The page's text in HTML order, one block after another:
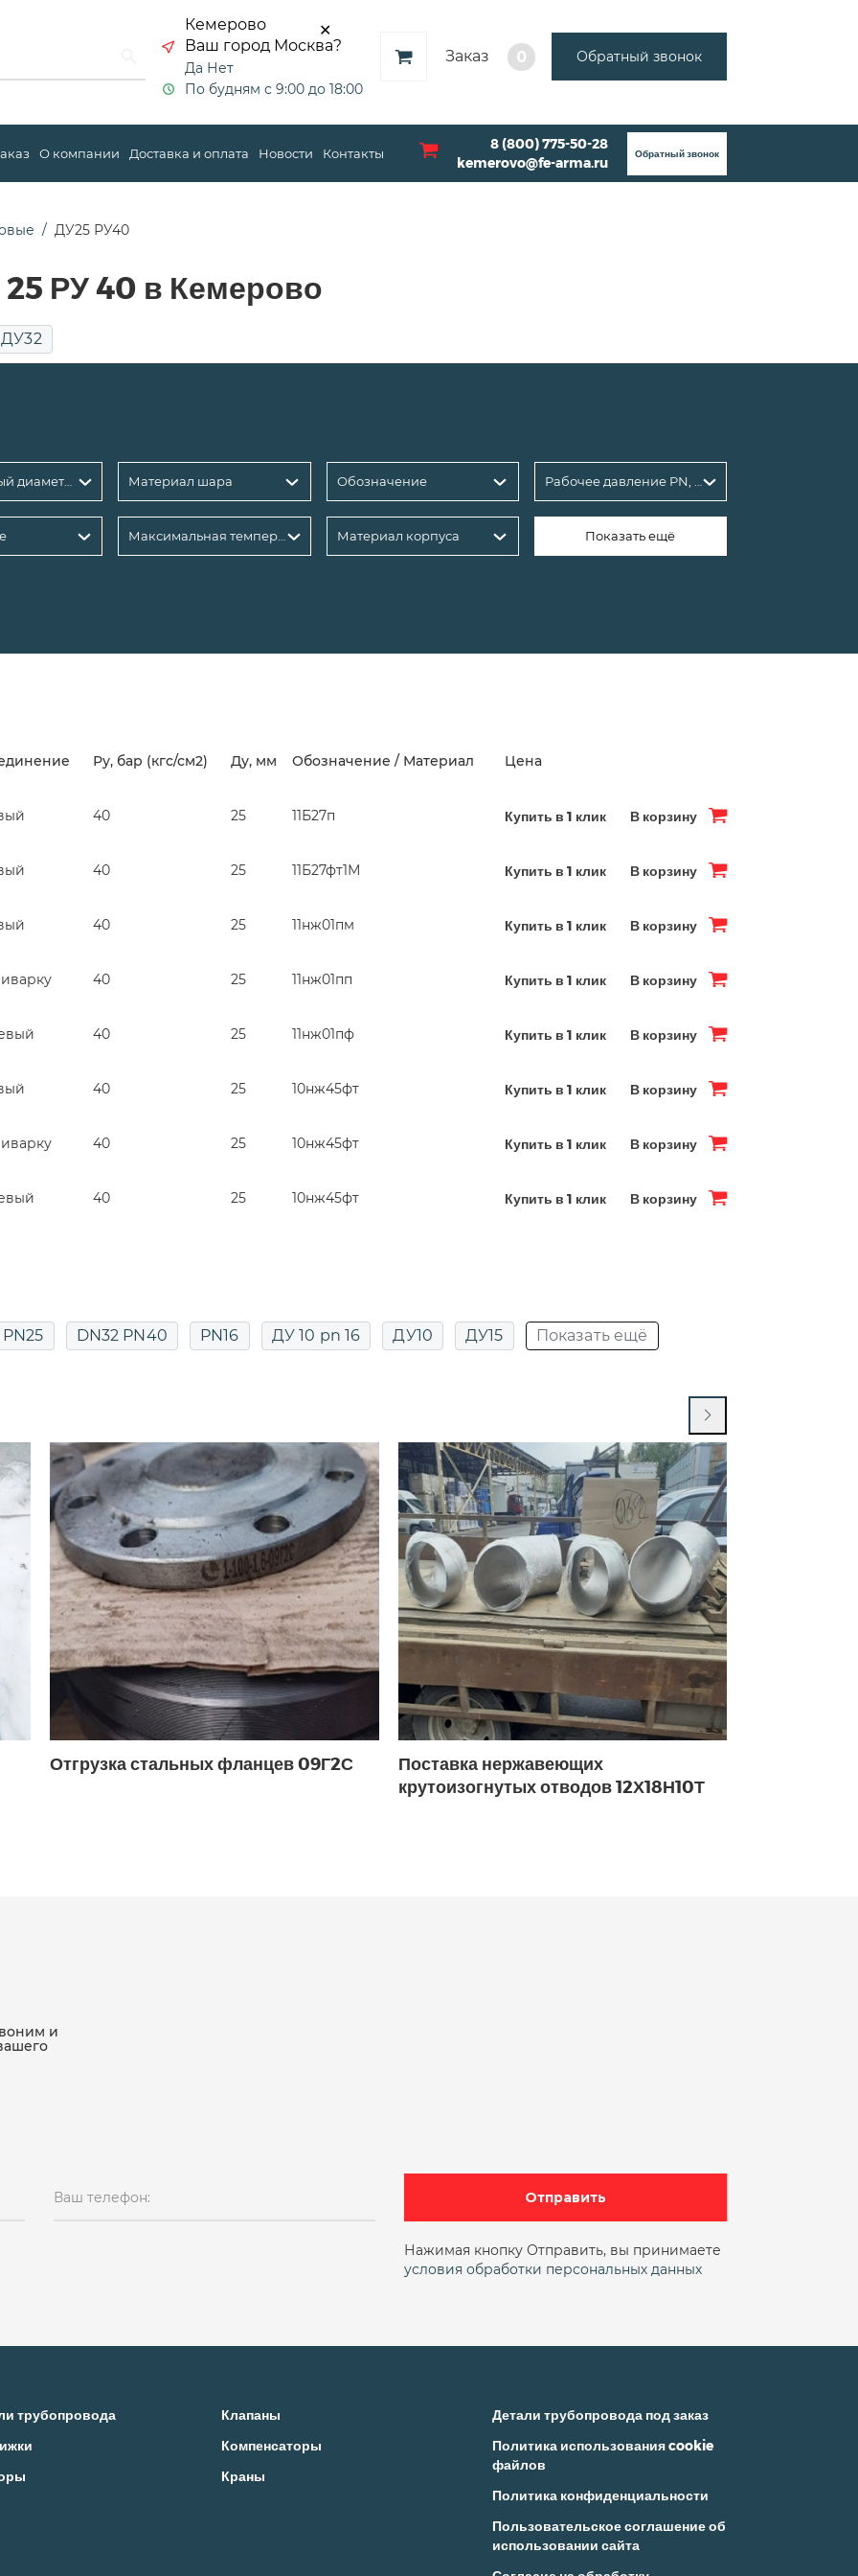
Кемерово
✕
Ваш город Москва?
Да Нет
По будням с 9:00 до 18:00
Заказ 0 Обратный звонок
О компании Доставка и оплата Новости Контакты
8 (800) 775-50-28
kemerovo@fe-arma.ru
Обратный звонок
ДУ25 РУ40
РУ 40 в Кемерово
ДУ32
Материал шара Обозначение
Материал корпуса Показать ещё
Ру, бар (кгс/см2) Ду, мм Обозначение / Материал Цена
40 25 11Б27п Купить в 1 клик В корзину
40 25 11Б27фт1М Купить в 1 клик В корзину
40 25 11нж01пм Купить в 1 клик В корзину
40 25 11нж01пп Купить в 1 клик В корзину
40 25 11нж01пф Купить в 1 клик В корзину
40 25 10нж45фт Купить в 1 клик В корзину
40 25 10нж45фт Купить в 1 клик В корзину
40 25 10нж45фт Купить в 1 клик В корзину
DN32 PN40 PN16 ДУ 10 pn 16 ДУ10 ДУ15 Показать ещё
Муфтовые ДУ40 Муфтовый ДУ15 Муфтовый ДУ50 Под приварку DN32
ДУ15 Под приварку ДУ25 Под приварку ДУ50 Под приварку ст 20
ДУ15 Полнопроходные муфтовые ДУ15 РУ40
ДУ50 Фланцевые DN32 Фланцевые ДУ15 Фланцевые ДУ20
Фланцевый ДУ50 РУ16
Отгрузка стальных фланцев 09Г2С
Поставка нержавеющих
крутоизогнутых отводов 12Х18Н10Т
и
Ваш телефон: Отправить
Нажимая кнопку Отправить, вы принимаете
условия обработки персональных данных
трубопровода
Клапаны
Компенсаторы
Краны
Детали трубопровода под заказ
Политика использования cookie
файлов
Политика конфиденциальности
Пользовательское соглашение об
использовании сайта